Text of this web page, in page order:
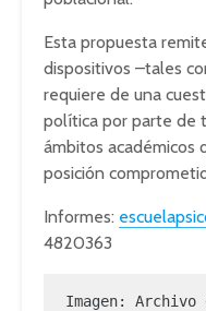
Esta propuesta
dispositivos –tales
requiere de una
política por parte de
ámbitos académicos
posición
Informes:
4820363
Imagen: Archivo